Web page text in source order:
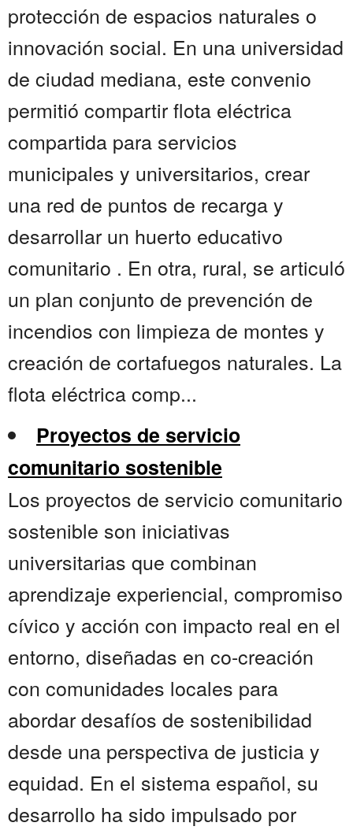
protección de espacios naturales o
innovación social. En una universidad
de ciudad mediana, este convenio
permitió compartir flota eléctrica
compartida para servicios
municipales y universitarios, crear
una red de puntos de recarga y
desarrollar un huerto educativo
comunitario . En otra, rural, se articuló
un plan conjunto de prevención de
incendios con limpieza de montes y
creación de cortafuegos naturales. La
flota eléctrica comp...
Proyectos de servicio
comunitario sostenible
Los proyectos de servicio comunitario
sostenible son iniciativas
universitarias que combinan
aprendizaje experiencial, compromiso
cívico y acción con impacto real en el
entorno, diseñadas en co-creación
con comunidades locales para
abordar desafíos de sostenibilidad
desde una perspectiva de justicia y
equidad. En el sistema español, su
desarrollo ha sido impulsado por